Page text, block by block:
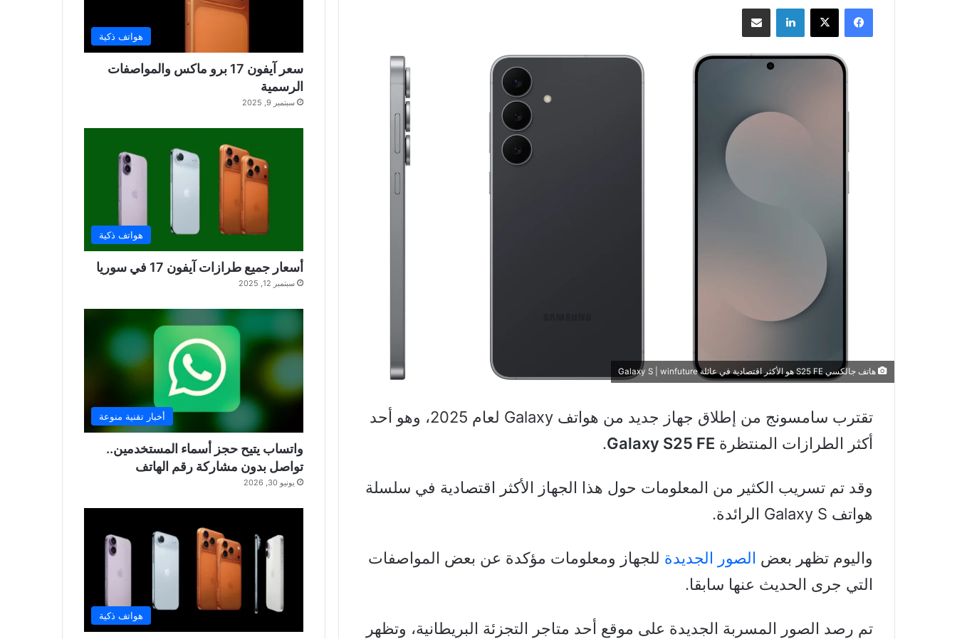
فيسبوك ‫X لينكدإن مشاركة بالبريد الإلكتروني
هاتف جالكسي S25 FE هو الأكثر اقتصادية في عائلة Galaxy S | winfuture
تقترب سامسونج من إطلاق جهاز جديد من هواتف Galaxy لعام 2025، وهو أحد
أكثر الطرازات المنتظرة Galaxy S25 FE
.
وقد تم تسريب الكثير من المعلومات حول هذا الجهاز الأكثر اقتصادية في سلسلة
هواتف Galaxy S الرائدة.
واليوم تظهر بعض الصور الجديدة للجهاز ومعلومات مؤكدة عن بعض المواصفات
التي جرى الحديث عنها سابقا.
تم رصد الصور المسربة الجديدة على موقع أحد متاجر التجزئة البريطانية، وتظهر
هواتف ذكية
سعر آيفون 17 برو ماكس والمواصفات
الرسمية
سبتمبر 9, 2025
هواتف ذكية
أسعار جميع طرازات آيفون 17 في سوريا
سبتمبر 12, 2025
أخبار تقنية منوعة
واتساب يتيح حجز أسماء المستخدمين..
تواصل بدون مشاركة رقم الهاتف
يونيو 30, 2026
هواتف ذكية